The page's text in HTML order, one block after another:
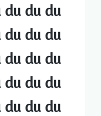
du du du
du du du
du du du
du du du
du du du